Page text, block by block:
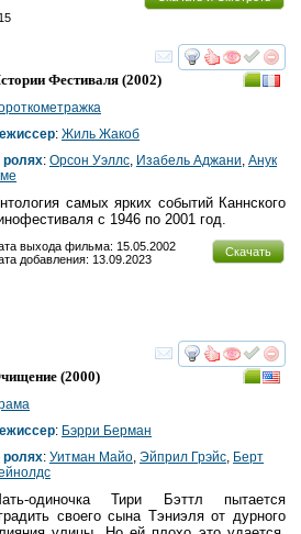
смотреть
Фестиваля(2002)
: Жиль Жакоб
ролях: Орсон Уэллс, Изабель Аджани, Анук
самых ярких событий Каннского
с 1946 по 2001 год.
Скачать
выхода фильма: 15.05.2002
добавления: 13.09.2023
смотреть
(2000)
: Бэрри Берман
ролях: Уитман Майо, Эйприл Грэйс, Берт
одиночка Тири Бэттл пытается
своего сына Тэниэля от дурного